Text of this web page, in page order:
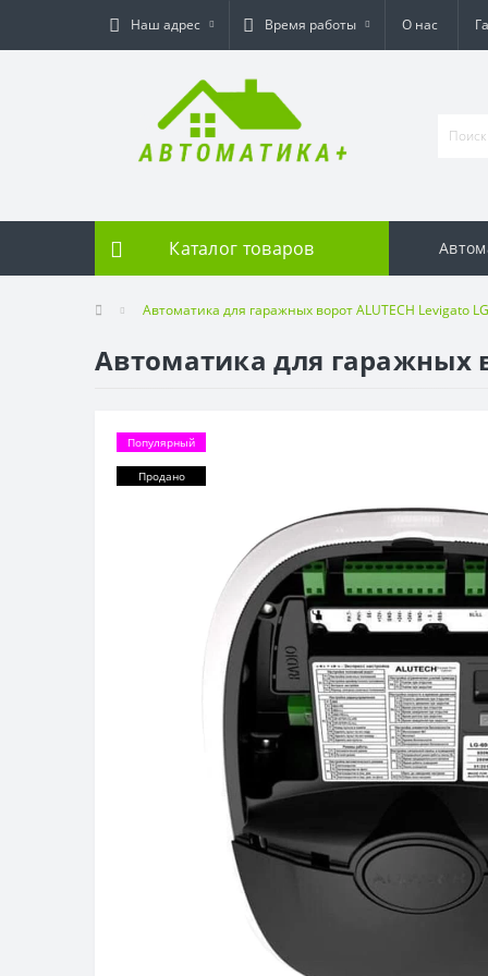
Наш адрес Время работы О нас
Каталог товаров
Автоматика для гаражных ворот ALUTECH Levigato
Автоматика для гаражных
Популярный
Продано